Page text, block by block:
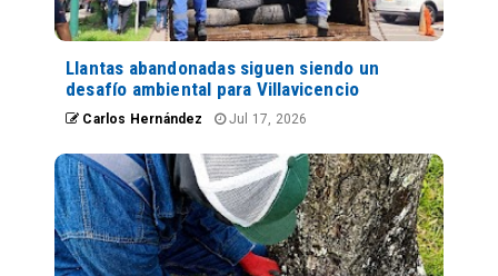
Llantas abandonadas siguen siendo un
desafío ambiental para Villavicencio
Carlos Hernández Jul 17, 2026